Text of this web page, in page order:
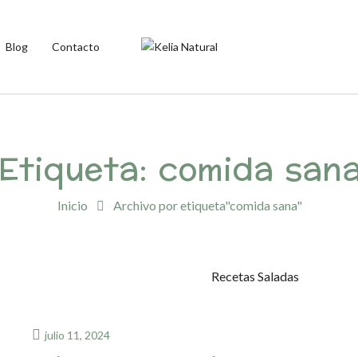
Blog Contacto
Etiqueta: comida
Inicio Archivo por etiqueta"comida sana"
Recetas Saladas
julio 11, 2024